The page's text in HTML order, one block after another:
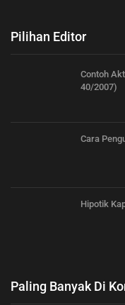
Pilihan Editor
Contoh
40/2007)
Cara
Hipotik
Paling Banyak Di